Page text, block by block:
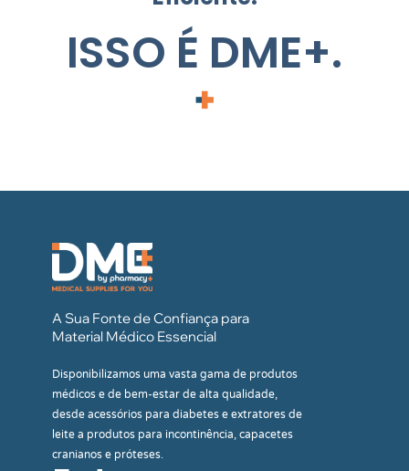
ISSO É DME+.
A Sua Fonte de Confiança para
Material Médico Essencial
Disponibilizamos uma vasta gama de produtos
médicos e de bem-estar de alta qualidade,
desde acessórios para diabetes e extratores de
leite a produtos para incontinência, capacetes
cranianos e próteses.